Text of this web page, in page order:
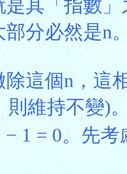
是其「指數
分必然是n
這個n，這
則維持不變)
− 1 = 0。先考